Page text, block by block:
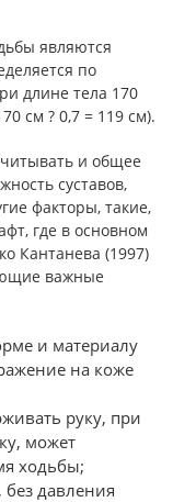
являются
по
длине тела 170
см ? 0,7 = 119 см).
и общее
суставов,
факторы, такие,
где в основном
Кантанева (1997)
важные
и материалу
на коже
руку, при
может
ходьбы;
давления